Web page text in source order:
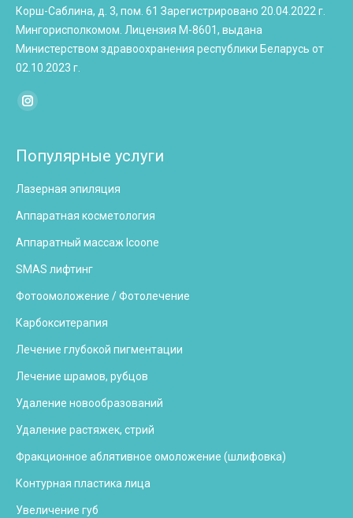
Корш-Саблина, д. 3, пом. 61 Зарегистрировано 20.04.2022 г.
Мингорисполкомом. Лицензия М-8601, выдана
Министерством здравоохранения республики Беларусь от
02.10.2023 г.
Найдите нас:
Instagram
opens
new
window
Популярные услуги
Лазерная эпиляция
Аппаратная косметология
Аппаратный массаж Icoone
SMAS лифтинг
Фотоомоложение / Фотолечение
Карбокситерапия
Лечение глубокой пигментации
Лечение шрамов, рубцов
Удаление новообразований
Удаление растяжек, стрий
Фракционное аблятивное омоложение (шлифовка)
Контурная пластика лица
Увеличение губ